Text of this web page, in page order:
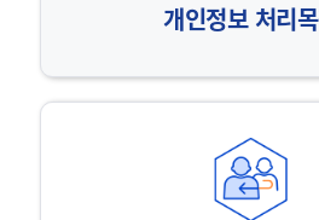
개인정보 처리